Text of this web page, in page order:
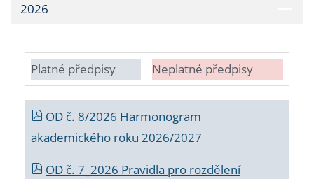
2026
Platné předpisy Neplatné předpisy
OD č. 8/2026 Harmonogram
akademického roku 2026/2027
OD č. 7_2026 Pravidla pro rozdělení